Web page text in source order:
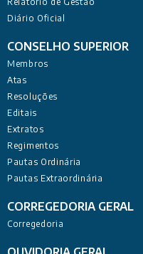
Diário Oficial
CONSELHO SUPERIOR
Membros
Atas
Resoluções
Editais
Extratos
Regimentos
Pautas Ordinária
Pautas Extraordinária
CORREGEDORIA GERAL
Corregedoria